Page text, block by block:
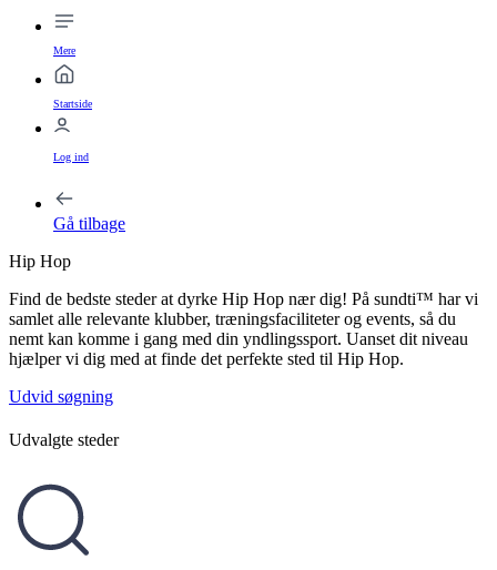
Mere
Startside
Log ind
Gå tilbage
Hip Hop
Find de bedste steder at dyrke Hip Hop nær dig! På sundti™ har vi
samlet alle relevante klubber, træningsfaciliteter og events, så du
nemt kan komme i gang med din yndlingssport. Uanset dit niveau
hjælper vi dig med at finde det perfekte sted til Hip Hop.
Udvid søgning
Udvalgte steder